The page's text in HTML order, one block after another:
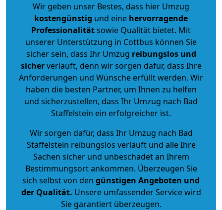
Wir geben unser Bestes, dass hier Umzug
kostengünstig und eine hervorragende
Professionalitätsowie Qualität bietet. Mit
unserer Unterstützung in Cottbus können Sie
sicher sein, dass Ihr Umzug reibungslos und
sicherverläuft, denn wir sorgen dafür, dass Ihre
Anforderungen und Wünsche erfüllt werden. Wir
haben die besten Partner, um Ihnen zu helfen
und sicherzustellen, dass Ihr Umzug nach Bad
Staffelstein ein erfolgreicher ist.
Wir sorgen dafür, dass Ihr Umzug nach Bad
Staffelstein reibungslos verläuft und alle Ihre
Sachen sicher und unbeschadet an Ihrem
Bestimmungsort ankommen. Überzeugen Sie
sich selbst von den günstigen Angeboten und
der Qualität. Unsere umfassender Service wird
Sie garantiert überzeugen.